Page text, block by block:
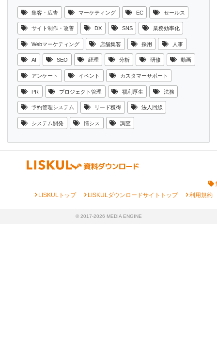
集客・広告 マーケティング EC セールス
サイト制作・改善 DX SNS 業務効率化
Webマーケティング 店舗集客 採用 人事
AI SEO 経理 分析 研修 動画
アンケート イベント カスタマーサポート
PR プロジェクト管理 福利厚生 法務
予約管理システム リード獲得 法人回線
システム開発 情シス 調査
chevron_rightLISKULトップ chevron_rightLISKULダウンロードサイトトップ chevron_right利用規約
© 2017-2026 MEDIA ENGINE